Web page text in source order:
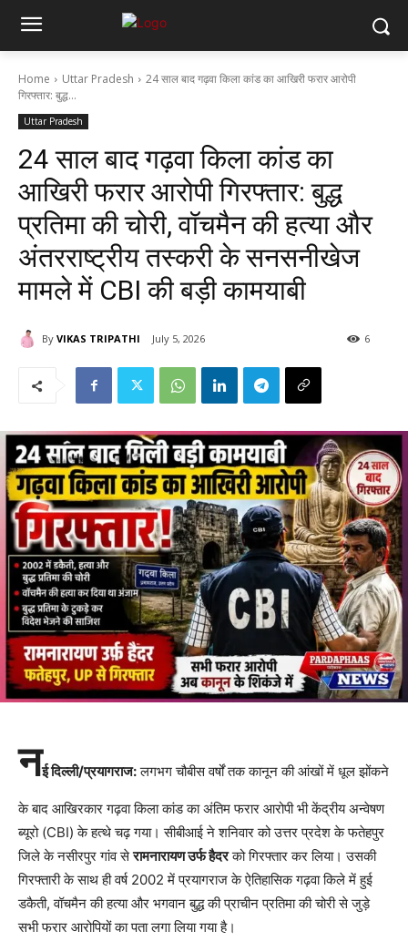
Home Uttar Pradesh
24 साल बाद गढ़वा किला कांड का आखिरी फरार आरोपी
गिरफ्तार: बुद्ध...
Uttar Pradesh
24 साल बाद गढ़वा किला कांड का
आखिरी फरार आरोपी गिरफ्तार: बुद्ध
प्रतिमा की चोरी, वॉचमैन की हत्या और
अंतरराष्ट्रीय तस्करी के सनसनीखेज
मामले में CBI की बड़ी कामयाबी
By VIKAS TRIPATHI July 5, 2026 6
नई दिल्ली/प्रयागराज:लगभग चौबीस वर्षों तक कानून की आंखों में धूल झोंकने
के बाद आखिरकार गढ़वा किला कांड का अंतिम फरार आरोपी भी केंद्रीय अन्वेषण
ब्यूरो (CBI) के हत्थे चढ़ गया। सीबीआई ने शनिवार को उत्तर प्रदेश के फतेहपुर
जिले के नसीरपुर गांव सेरामनारायण उर्फ हैदरको गिरफ्तार कर लिया। उसकी
गिरफ्तारी के साथ ही वर्ष 2002 में प्रयागराज के ऐतिहासिक गढ़वा किले में हुई
डकैती, वॉचमैन की हत्या और भगवान बुद्ध की प्राचीन प्रतिमा की चोरी से जुड़े
सभी फरार आरोपियों का पता लगा लिया गया है।